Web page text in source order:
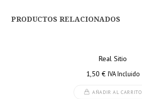
PRODUCTOS RELACIONADOS
Real Sitio
1,50 € IVA Incluido
AÑADIR AL CARRITO